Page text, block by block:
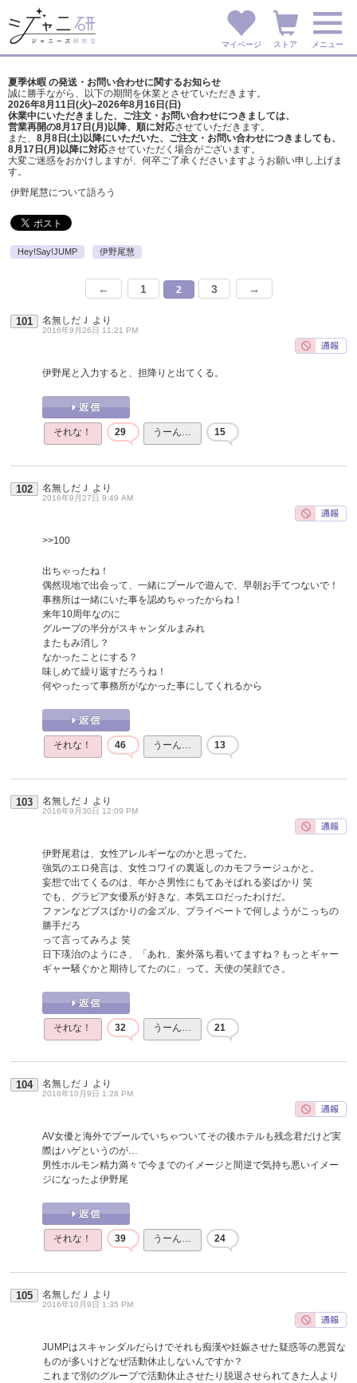
マイページ ストア メニュー
夏季休暇 の発送・お問い合わせに関するお知らせ
誠に勝手ながら、以下の期間を休業とさせていただきます。
2026年8月11日(火)~2026年8月16日(日)
休業中にいただきました、ご注文・お問い合わせにつきましては、
営業再開の8月17日(月)以降、順に対応させていただきます。
また、 8月8日(土)以降にいただいた、ご注文・ お問い合わせにつきましても、
8月17日(月)以降に対応させていただく場合がございます。
大変ご迷惑をおかけしますが、 何卒ご了承くださいますようお願い申し上げま
す。
伊野尾慧について語ろう
Hey!Say!JUMP 伊野尾慧
← 1 2 3 →
101 名無しだＪ より
2016年9月26日 11:21 PM
伊野尾と入力すると、担降りと出てくる。
それな！ 29 うーん… 15
102 名無しだＪ より
2016年9月27日 9:49 AM
>>100
出ちゃったね！
偶然現地で出会って、一緒にプールで遊んで、早朝お手てつないで！
事務所は一緒にいた事を認めちゃったからね！
来年10周年なのに
グループの半分がスキャンダルまみれ
またもみ消し？
なかったことにする？
味しめて繰り返すだろうね！
何やったって事務所がなかった事にしてくれるから
それな！ 46 うーん… 13
103 名無しだＪ より
2016年9月30日 12:09 PM
伊野尾君は、女性アレルギーなのかと思ってた。
強気のエロ発言は、女性コワイの裏返しのカモフラージュかと。
妄想で出てくるのは、年かさ男性にもてあそばれる姿ばかり 笑
でも、グラビア女優系が好きな、本気エロだったわけだ。
ファンなどブスばかりの金ズル、プライベートで何しようがこっちの
勝手だろ
って言ってみろよ 笑
日下瑛治のようにさ、「あれ、案外落ち着いてますね？もっとギャー
ギャー騒ぐかと期待してたのに」って。天使の笑顔でさ。
それな！ 32 うーん… 21
104 名無しだＪ より
2016年10月9日 1:28 PM
AV女優と海外でプールでいちゃついてその後ホテルも残念君だけど実
際はハゲというのが…
男性ホルモン精力満々で今までのイメージと間逆で気持ち悪いイメー
ジになったよ伊野尾
それな！ 39 うーん… 24
105 名無しだＪ より
2016年10月9日 1:35 PM
JUMPはスキャンダルだらけでそれも痴漢や妊娠させた疑惑等の悪質な
ものが多いけどなぜ活動休止しないんですか？
これまで別のグループで活動休止させたり脱退させられてきた人より